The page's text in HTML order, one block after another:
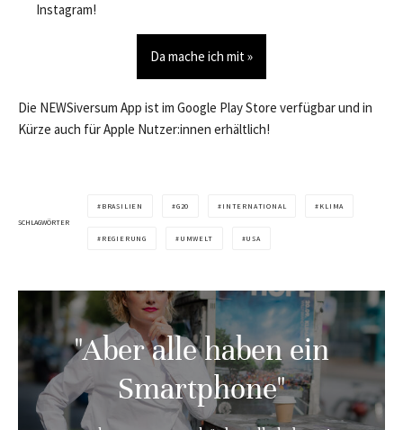
Instagram!
Da mache ich mit »
Die NEWSiversum App ist im Google Play Store verfügbar und in
Kürze auch für Apple Nutzer:innen erhältlich!
SCHLAGWÖRTER
BRASILIEN G20 INTERNATIONAL KLIMA
REGIERUNG UMWELT USA
"Aber alle haben ein
Smartphone"